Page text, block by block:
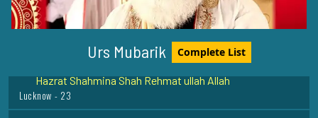
Urs Mubarik Complete List
Hazrat Shah Ghulam Muhammad Soofie Siddique
Rehmat Ullah Alaih
Hazrat Shahmina Shah Rehmat ullah Allah
Lucknow - 23
Hazrat Khawaja Syed Ameen Chishti Rehmat Ullah Alaih